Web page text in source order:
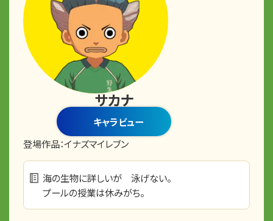
サカナ
キャラビュー
登場作品：イナズマイレブン
海の生物に詳しいが 泳げない。
プールの授業は休みがち。